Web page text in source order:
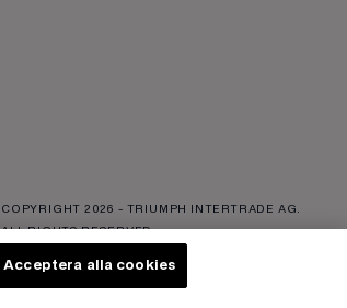
COPYRIGHT2026 - TRIUMPH INTERTRADE AG.
ALL RIGHTS RESERVED
Acceptera alla cookies